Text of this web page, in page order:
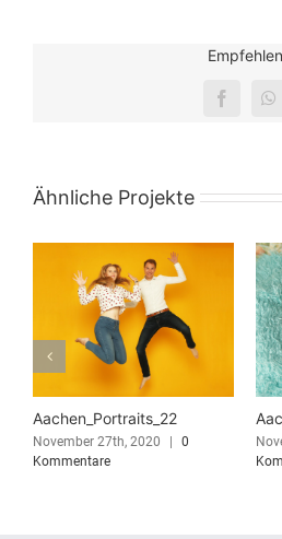
Empfehlen
Facebook
Ähnliche Projekte
Aachen_Portraits_22
November 27th, 2020
0
Kommentare